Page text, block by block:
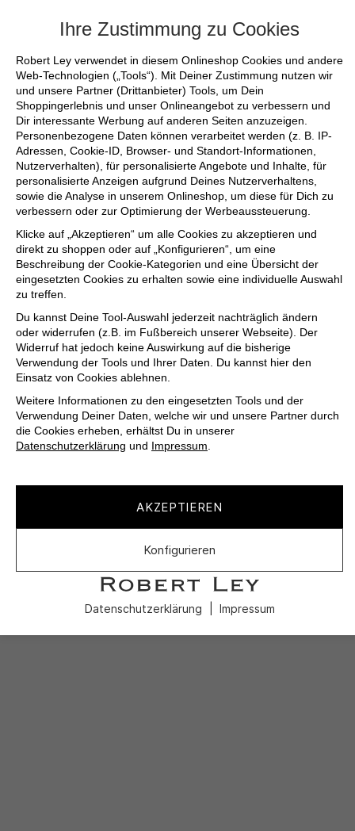
Ihre Zustimmung zu Cookies
Robert Ley verwendet in diesem Onlineshop Cookies und andere
Web-Technologien („Tools“). Mit Deiner Zustimmung nutzen wir
und unsere Partner (Drittanbieter) Tools, um Dein
Shoppingerlebnis und unser Onlineangebot zu verbessern und
Dir interessante Werbung auf anderen Seiten anzuzeigen.
Personenbezogene Daten können verarbeitet werden (z. B. IP-
Adressen, Cookie-ID, Browser- und Standort-Informationen,
Nutzerverhalten), für personalisierte Angebote und Inhalte, für
personalisierte Anzeigen aufgrund Deines Nutzerverhaltens,
sowie die Analyse in unserem Onlineshop, um diese für Dich zu
verbessern oder zur Optimierung der Werbeaussteuerung.
Klicke auf „Akzeptieren“ um alle Cookies zu akzeptieren und
direkt zu shoppen oder auf „Konfigurieren“, um eine
Beschreibung der Cookie-Kategorien und eine Übersicht der
eingesetzten Cookies zu erhalten sowie eine individuelle Auswahl
zu treffen.
Du kannst Deine Tool-Auswahl jederzeit nachträglich ändern
oder widerrufen (z.B. im Fußbereich unserer Webseite). Der
Widerruf hat jedoch keine Auswirkung auf die bisherige
Verwendung der Tools und Ihrer Daten. Du kannst hier den
Einsatz von Cookies ablehnen.
Weitere Informationen zu den eingesetzten Tools und der
Verwendung Deiner Daten, welche wir und unsere Partner durch
die Cookies erheben, erhältst Du in unserer
Datenschutzerklärung und Impressum.
AKZEPTIEREN
Konfigurieren
Datenschutzerklärung Impressum